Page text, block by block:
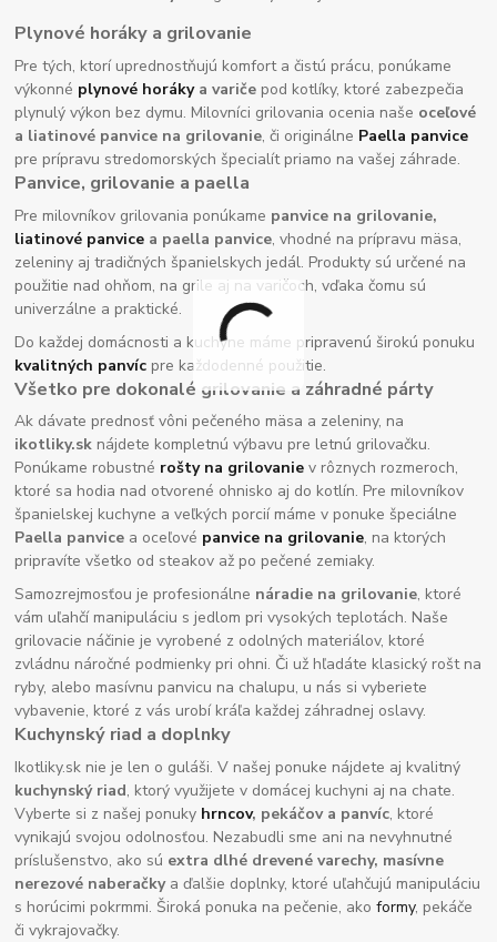
Plynové horáky a grilovanie
Pre tých, ktorí uprednostňujú komfort a čistú prácu, ponúkame
výkonné plynové horákya variče pod kotlíky, ktoré zabezpečia
plynulý výkon bez dymu. Milovníci grilovania ocenia naše oceľové
a liatinové panvice na grilovanie, či originálne Paella panvice
pre prípravu stredomorských špecialít priamo na vašej záhrade.
Panvice, grilovanie a paella
Pre milovníkov grilovania ponúkame panvice na grilovanie,
liatinové panvice a paella panvice, vhodné na prípravu mäsa,
zeleniny aj tradičných španielskych jedál. Produkty sú určené na
použitie nad ohňom, na grile aj na varičoch, vďaka čomu sú
univerzálne a praktické.
Do každej domácnosti a kuchyne máme pripravenú širokú ponuku
kvalitných panvíc pre každodenné použitie.
Všetko pre dokonalé grilovanie a záhradné párty
Ak dávate prednosť vôni pečeného mäsa a zeleniny, na
ikotliky.sk nájdete kompletnú výbavu pre letnú grilovačku.
Ponúkame robustné rošty na grilovanie v rôznych rozmeroch,
ktoré sa hodia nad otvorené ohnisko aj do kotlín. Pre milovníkov
španielskej kuchyne a veľkých porcií máme v ponuke špeciálne
Paella panvice a oceľové panvice na grilovanie, na ktorých
pripravíte všetko od steakov až po pečené zemiaky.
Samozrejmosťou je profesionálne náradie na grilovanie, ktoré
vám uľahčí manipuláciu s jedlom pri vysokých teplotách. Naše
grilovacie náčinie je vyrobené z odolných materiálov, ktoré
zvládnu náročné podmienky pri ohni. Či už hľadáte klasický rošt na
ryby, alebo masívnu panvicu na chalupu, u nás si vyberiete
vybavenie, ktoré z vás urobí kráľa každej záhradnej oslavy.
Kuchynský riad a doplnky
Ikotliky.sk nie je len o guláši. V našej ponuke nájdete aj kvalitný
kuchynský riad, ktorý využijete v domácej kuchyni aj na chate.
Vyberte si z našej ponuky hrncov, pekáčov a panvíc, ktoré
vynikajú svojou odolnosťou. Nezabudli sme ani na nevyhnutné
príslušenstvo, ako sú extra dlhé drevené varechy, masívne
nerezové naberačkya ďalšie doplnky, ktoré uľahčujú manipuláciu
s horúcimi pokrmmi. Široká ponuka na pečenie, akoformy, pekáče
či vykrajovačky.